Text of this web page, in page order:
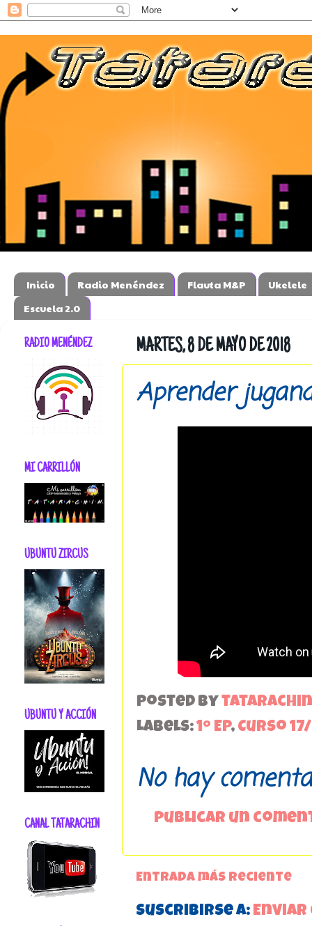
Inicio Radio Menéndez Flauta M&P
Ukelele
Escuela 2.0
MARTES, 8 DE MAYO DE 2018
Aprender
Posted by tatarachin
Labels:1º EP, Curso
No hay
Publicar un
Entrada más reciente
Suscribirse a: Enviar
RADIO MENÉNDEZ
MI CARRILLÓN
UBUNTU ZIRCUS
UBUNTU Y ACCIÓN
CANAL TATARACHIN